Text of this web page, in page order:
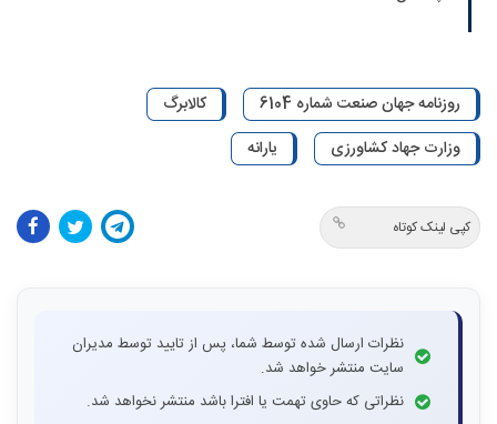
روزنامه جهان صنعت شماره 6104
کالابرگ
وزارت جهاد کشاورزی
یارانه
کپی لینک کوتاه
نظرات ارسال شده توسط شما، پس از تایید توسط مدیران
سایت منتشر خواهد شد.
نظراتی که حاوی تهمت یا افترا باشد منتشر نخواهد شد.